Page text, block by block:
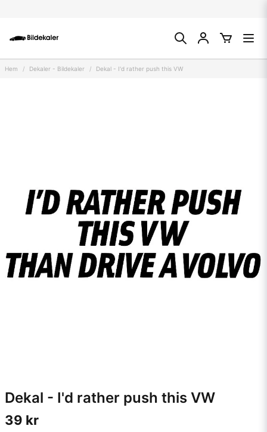
Hem Dekaler - Bildekaler Dekal - I'd rather push this VW
Dekal - I'd rather push this VW
39 kr